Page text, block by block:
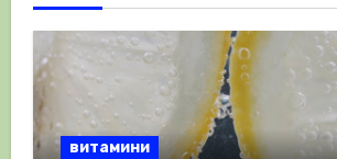
витамини